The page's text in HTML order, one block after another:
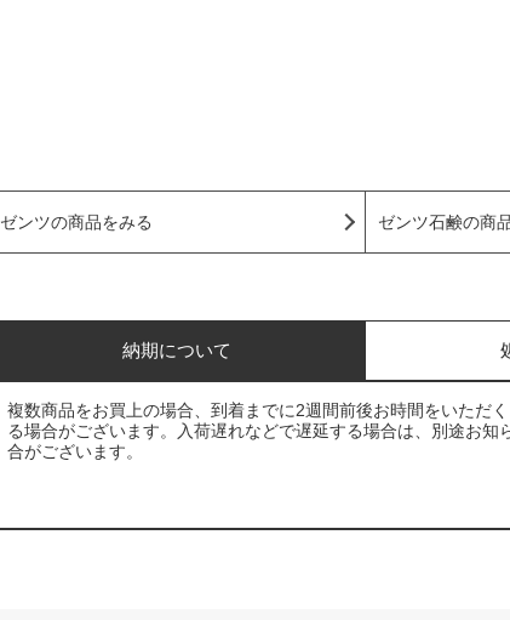
ゼンツの商品をみる ゼンツ石鹸の商
納期について
複数商品をお買上の場合、到着までに2週間前後お時間をいただ
る場合がございます。入荷遅れなどで遅延する場合は、別途お
合がございます。